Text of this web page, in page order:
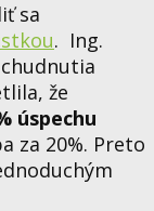
sa
. Ing.
chudnutia
že
úspechu
za 20%. Preto